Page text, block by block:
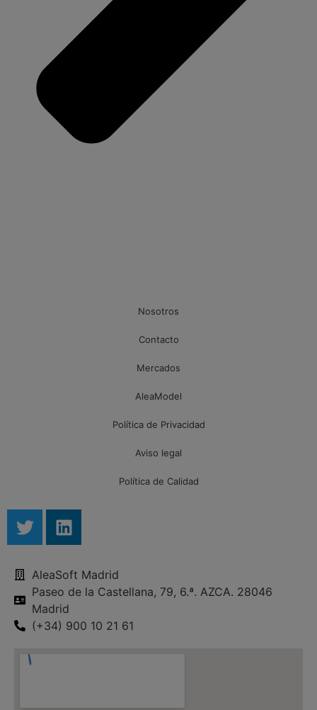
Nosotros
Contacto
Mercados
AleaModel
Política de Privacidad
Aviso legal
Política de Calidad
AleaSoft Madrid
Paseo de la Castellana, 79, 6.ª. AZCA. 28046
Madrid
(+34) 900 10 21 61